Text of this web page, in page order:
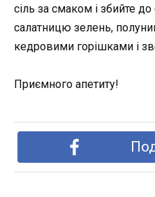
сіль за смаком і збийте до
салатницю зелень,
кедровими горішками і
Приємного апетиту!